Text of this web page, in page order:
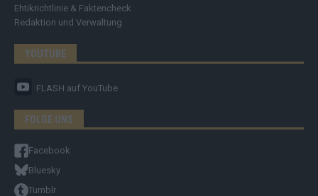
Ehtikrichtlinie & Faktencheck
Redaktion und Verwaltung
YOUTUBE
FLASH auf YouTube
FOLGE UNS
Facebook
Bluesky
Tumblr